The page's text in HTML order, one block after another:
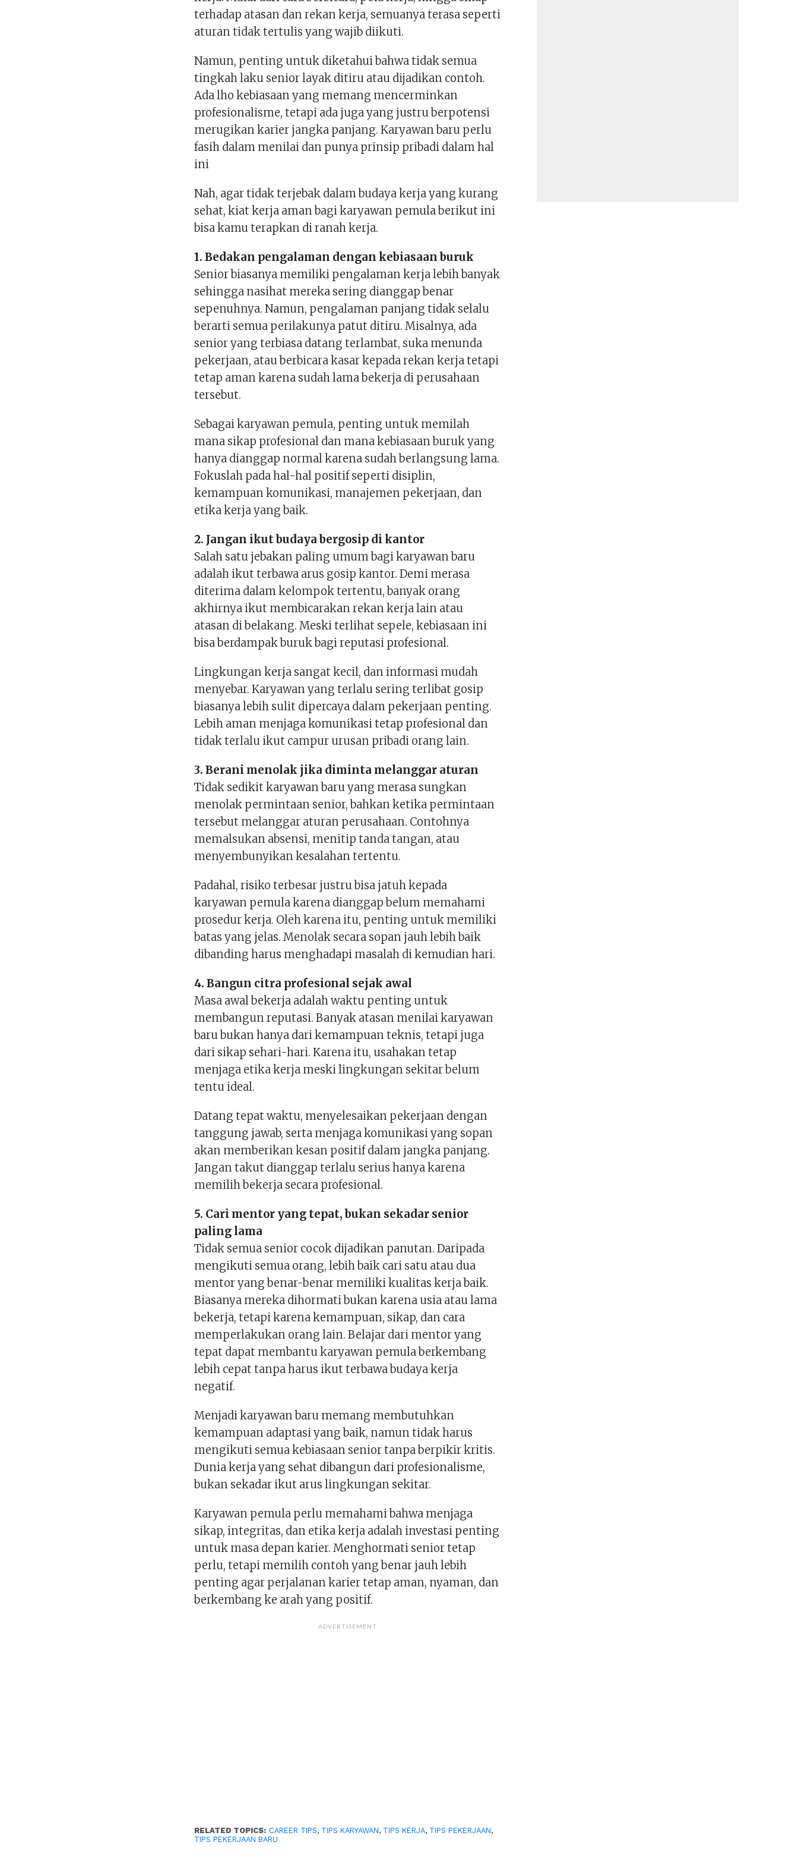
terhadap atasan dan rekan kerja, semuanya terasa seperti
aturan tidak tertulis yang wajib diikuti.
Namun, penting untuk diketahui bahwa tidak semua
tingkah laku senior layak ditiru atau dijadikan contoh.
Ada lho kebiasaan yang memang mencerminkan
profesionalisme, tetapi ada juga yang justru berpotensi
merugikan karier jangka panjang. Karyawan baru perlu
fasih dalam menilai dan punya prinsip pribadi dalam hal
ini
Nah, agar tidak terjebak dalam budaya kerja yang kurang
sehat, kiat kerja aman bagi karyawan pemula berikut ini
bisa kamu terapkan di ranah kerja.
1. Bedakan pengalaman dengan kebiasaan buruk
Senior biasanya memiliki pengalaman kerja lebih banyak
sehingga nasihat mereka sering dianggap benar
sepenuhnya. Namun, pengalaman panjang tidak selalu
berarti semua perilakunya patut ditiru. Misalnya, ada
senior yang terbiasa datang terlambat, suka menunda
pekerjaan, atau berbicara kasar kepada rekan kerja tetapi
tetap aman karena sudah lama bekerja di perusahaan
tersebut.
Sebagai karyawan pemula, penting untuk memilah
mana sikap profesional dan mana kebiasaan buruk yang
hanya dianggap normal karena sudah berlangsung lama.
Fokuslah pada hal-hal positif seperti disiplin,
kemampuan komunikasi, manajemen pekerjaan, dan
etika kerja yang baik.
2. Jangan ikut budaya bergosip di kantor
Salah satu jebakan paling umum bagi karyawan baru
adalah ikut terbawa arus gosip kantor. Demi merasa
diterima dalam kelompok tertentu, banyak orang
akhirnya ikut membicarakan rekan kerja lain atau
atasan di belakang. Meski terlihat sepele, kebiasaan ini
bisa berdampak buruk bagi reputasi profesional.
Lingkungan kerja sangat kecil, dan informasi mudah
menyebar. Karyawan yang terlalu sering terlibat gosip
biasanya lebih sulit dipercaya dalam pekerjaan penting.
Lebih aman menjaga komunikasi tetap profesional dan
tidak terlalu ikut campur urusan pribadi orang lain.
3. Berani menolak jika diminta melanggar aturan
Tidak sedikit karyawan baru yang merasa sungkan
menolak permintaan senior, bahkan ketika permintaan
tersebut melanggar aturan perusahaan. Contohnya
memalsukan absensi, menitip tanda tangan, atau
menyembunyikan kesalahan tertentu.
Padahal, risiko terbesar justru bisa jatuh kepada
karyawan pemula karena dianggap belum memahami
prosedur kerja. Oleh karena itu, penting untuk memiliki
batas yang jelas. Menolak secara sopan jauh lebih baik
dibanding harus menghadapi masalah di kemudian hari.
4. Bangun citra profesional sejak awal
Masa awal bekerja adalah waktu penting untuk
membangun reputasi. Banyak atasan menilai karyawan
baru bukan hanya dari kemampuan teknis, tetapi juga
dari sikap sehari-hari. Karena itu, usahakan tetap
menjaga etika kerja meski lingkungan sekitar belum
tentu ideal.
Datang tepat waktu, menyelesaikan pekerjaan dengan
tanggung jawab, serta menjaga komunikasi yang sopan
akan memberikan kesan positif dalam jangka panjang.
Jangan takut dianggap terlalu serius hanya karena
memilih bekerja secara profesional.
5. Cari mentor yang tepat, bukan sekadar senior
paling lama
Tidak semua senior cocok dijadikan panutan. Daripada
mengikuti semua orang, lebih baik cari satu atau dua
mentor yang benar-benar memiliki kualitas kerja baik.
Biasanya mereka dihormati bukan karena usia atau lama
bekerja, tetapi karena kemampuan, sikap, dan cara
memperlakukan orang lain. Belajar dari mentor yang
tepat dapat membantu karyawan pemula berkembang
lebih cepat tanpa harus ikut terbawa budaya kerja
negatif.
Menjadi karyawan baru memang membutuhkan
kemampuan adaptasi yang baik, namun tidak harus
mengikuti semua kebiasaan senior tanpa berpikir kritis.
Dunia kerja yang sehat dibangun dari profesionalisme,
bukan sekadar ikut arus lingkungan sekitar.
Karyawan pemula perlu memahami bahwa menjaga
sikap, integritas, dan etika kerja adalah investasi penting
untuk masa depan karier. Menghormati senior tetap
perlu, tetapi memilih contoh yang benar jauh lebih
penting agar perjalanan karier tetap aman, nyaman, dan
berkembang ke arah yang positif.
ADVERTISEMENT
RELATED TOPICS: CAREER TIPS, TIPS KARYAWAN, TIPS KERJA, TIPS PEKERJAAN,
TIPS PEKERJAAN BARU